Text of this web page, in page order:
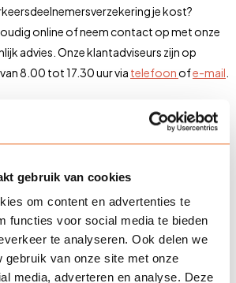
gebruik van cookies
om content en advertenties te
functies voor social media te bieden
te analyseren. Ook delen we
gebruik van onze site met onze
media, adverteren en analyse. Deze
je kost?
online of neem contact op met onze
advies. Onze klantadviseurs zijn op
8.00 tot 17.30 uur via telefoonofe-mail.
vragen